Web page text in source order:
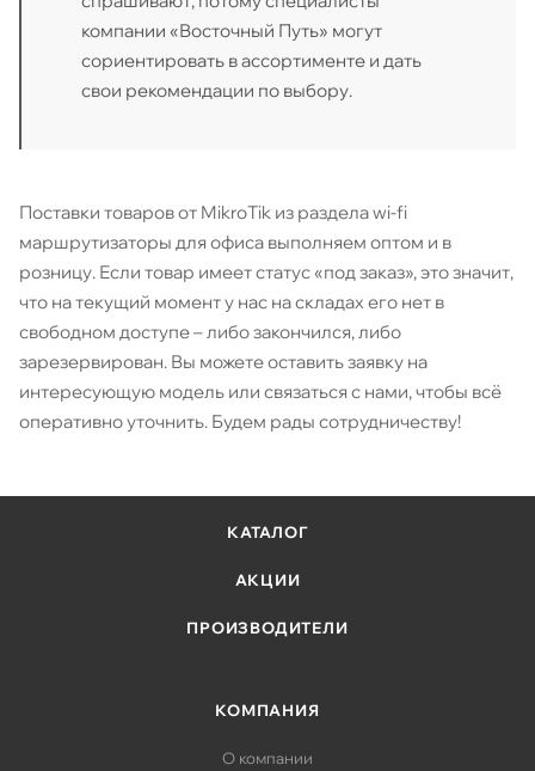
компании «Восточный Путь» могут
сориентировать в ассортименте и дать
свои рекомендации по выбору.
Поставки товаров от MikroTik из раздела wi-fi
маршрутизаторы для офиса выполняем оптом и в
розницу. Если товар имеет статус «под заказ», это значит,
что на текущий момент у нас на складах его нет в
свободном доступе – либо закончился, либо
зарезервирован. Вы можете оставить заявку на
интересующую модель или связаться с нами, чтобы всё
оперативно уточнить. Будем рады сотрудничеству!
КАТАЛОГ
АКЦИИ
ПРОИЗВОДИТЕЛИ
КОМПАНИЯ
О компании